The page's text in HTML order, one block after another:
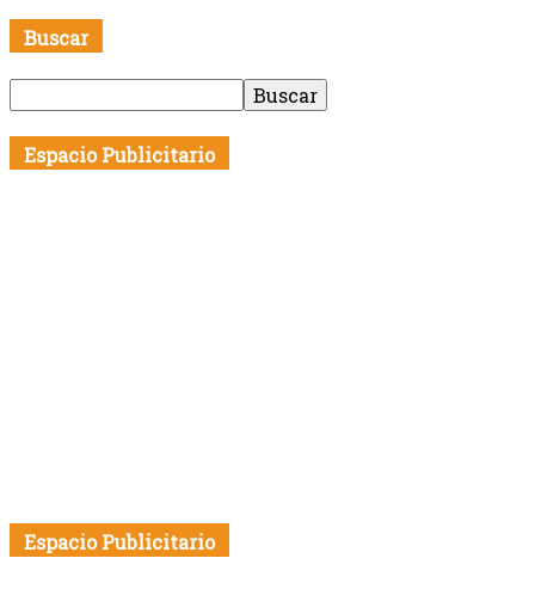
Buscar
Espacio Publicitario
Espacio Publicitario